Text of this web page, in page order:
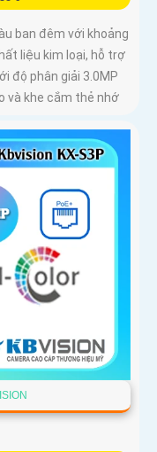
ban đêm với khoảng
liệu kim loại, hỗ trợ
độ phân giải 3.0MP
và khe cắm thẻ nhớ